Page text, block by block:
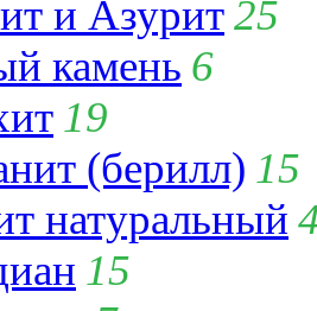
и Азурит25
камень 6
19
(берилл) 15
натуральный
15